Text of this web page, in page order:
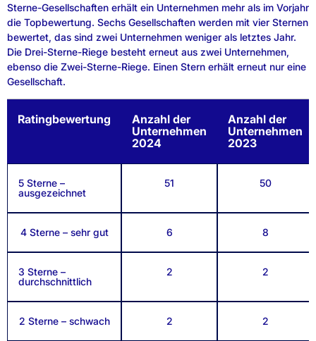
Sterne-Gesellschaften erhält ein Unternehmen mehr als im Vorjahr
die Topbewertung. Sechs Gesellschaften werden mit vier Sternen
bewertet, das sind zwei Unternehmen weniger als letztes Jahr.
Die Drei-Sterne-Riege besteht erneut aus zwei Unternehmen,
ebenso die Zwei-Sterne-Riege. Einen Stern erhält erneut nur eine
Gesellschaft.
Ratingbewertung
Anzahl der
Unternehmen
2024
Anzahl der
Unternehmen
2023
5 Sterne –
ausgezeichnet
51 50
4 Sterne – sehr gut 6 8
3 Sterne –
durchschnittlich
2 2
2 Sterne – schwach 2 2